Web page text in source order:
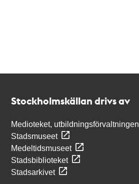
Stockholmskällan drivs av
Medioteket, utbildningsförvaltningen
Stadsmuseet
Medeltidsmuseet
Stadsbiblioteket
Stadsarkivet